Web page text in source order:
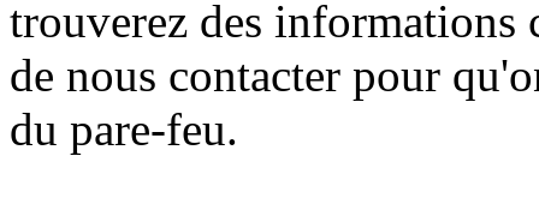
trouverez des informations
de nous contacter pour
du pare-feu.